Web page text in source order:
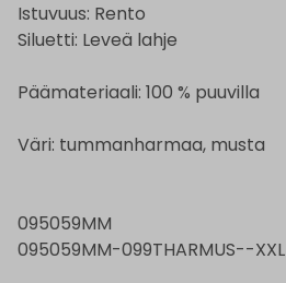
Istuvuus: Rento
Siluetti: Leveä lahje
Päämateriaali: 100 % puuvilla
Väri: tummanharmaa, musta
095059MM
095059MM-099THARMUS--XXL